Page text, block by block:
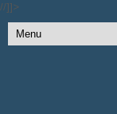
//]]>